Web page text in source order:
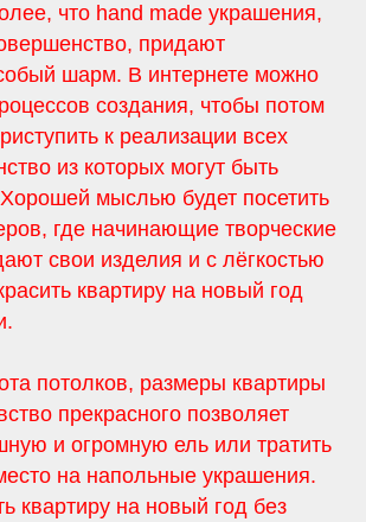
что hand made украшения,
придают
шарм. В интернете можно
создания, чтобы потом
к реализации всех
из которых могут быть
мыслью будет посетить
где начинающие творческие
свои изделия и с лёгкостью
квартиру на новый год
потолков, размеры квартиры
прекрасного позволяет
и огромную ель или тратить
на напольные украшения.
квартиру на новый год без